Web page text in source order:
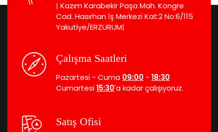
| Kazım Karabekir Paşa Mah. Kongre
Cad. Hasırhan İş Merkezi Kat:2 No:6/115
Yakutiye/ERZURUM|
Çalışma Saatleri
Pazartesi - Cuma 09:00 - 18:30
Cumartesi15:30'a kadar çalışıyoruz.
Satış Ofisi